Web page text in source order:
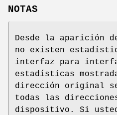
NOTAS
Desde la aparición
no existen
interfaz para
estadísticas
dirección original se
todas las
dispositivo. Si